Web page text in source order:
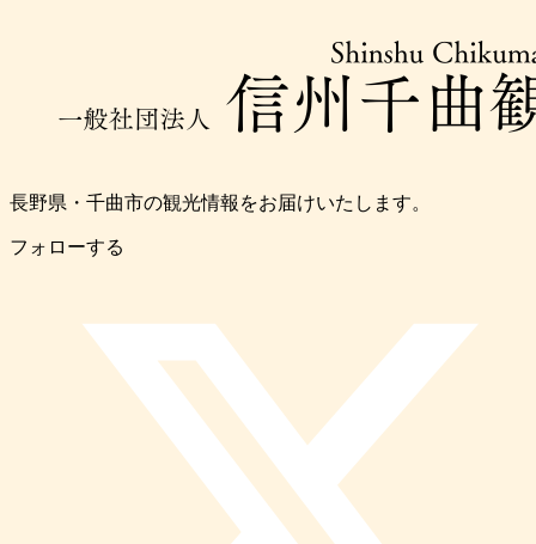
長野県・千曲市の観光情報をお届けいたします。
フォローする